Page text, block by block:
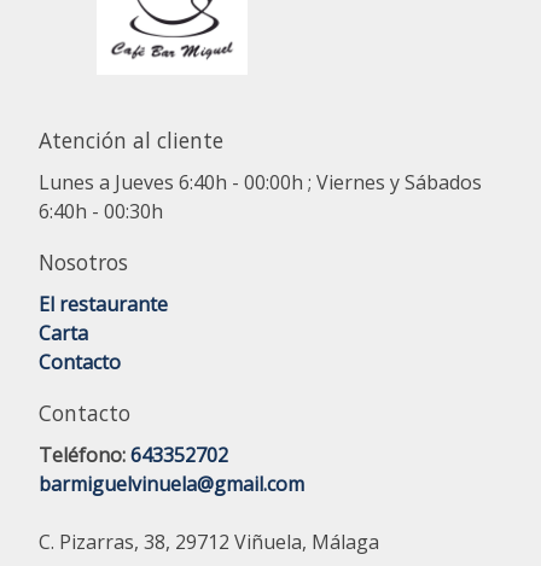
Atención al cliente
Lunes a Jueves 6:40h - 00:00h ; Viernes y Sábados
6:40h - 00:30h
Nosotros
El restaurante
Carta
Contacto
Contacto
Teléfono:643352702
barmiguelvinuela@gmail.com
C. Pizarras, 38, 29712 Viñuela, Málaga